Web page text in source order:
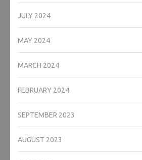
JULY 2024
MAY 2024
MARCH 2024
FEBRUARY 2024
SEPTEMBER 2023
AUGUST 2023